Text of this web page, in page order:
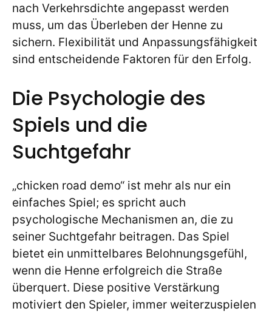
nach Verkehrsdichte angepasst werden
muss, um das Überleben der Henne zu
sichern. Flexibilität und Anpassungsfähigkeit
sind entscheidende Faktoren für den Erfolg.
Die Psychologie des
Spiels und die
Suchtgefahr
„chicken road demo“ ist mehr als nur ein
einfaches Spiel; es spricht auch
psychologische Mechanismen an, die zu
seiner Suchtgefahr beitragen. Das Spiel
bietet ein unmittelbares Belohnungsgefühl,
wenn die Henne erfolgreich die Straße
überquert. Diese positive Verstärkung
motiviert den Spieler, immer weiterzuspielen